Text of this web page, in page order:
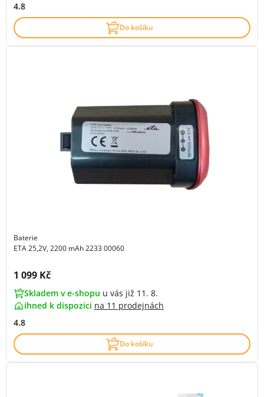
4.8
Do košíku
Baterie
ETA 25,2V, 2200 mAh 2233 00060
Cena s DPH:
1 099 Kč
Skladem v e-shopu u vás již 11. 8.
ihned k dispozici na 11 prodejnách
4.8
Do košíku